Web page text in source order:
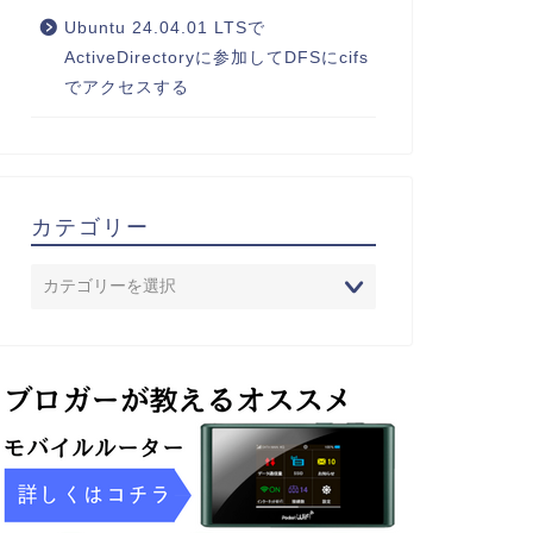
Ubuntu 24.04.01 LTSで
ActiveDirectoryに参加してDFSにcifs
でアクセスする
カテゴリー